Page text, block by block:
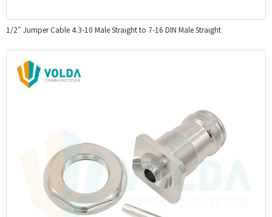
1/2″ Jumper Cable 4.3-10 Male Straight to 7-16 DIN Male Straight